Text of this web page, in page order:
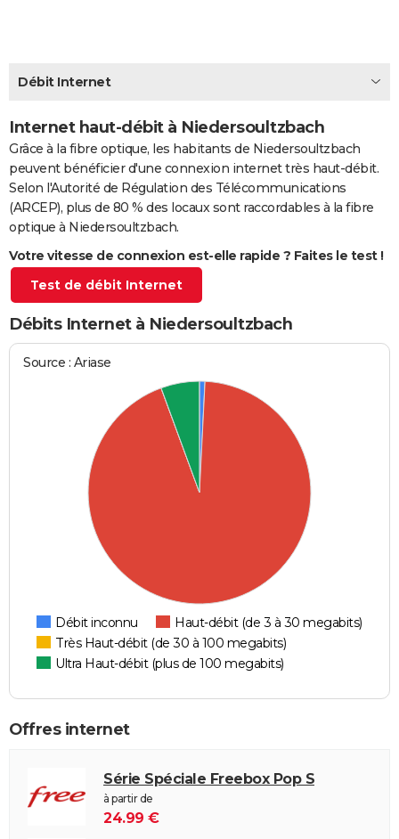
CARTE DE VOEUX
Carte de Noël
Carte Bonne année
Carte Saint-Valentin
Carte Pâques
Carte d'anniversaire
DICTIONNAIRE
PROGRAMME TV
COPAINS D'AVANT
S'inscrire
Se connecter
Lycées
Collèges
Primaires
Universités
Entreprises
Service militaire
Avis de recherche
Bricolage
Lifestyle
Culture
Sport
Auto
Television
Voyage
Cinema
Débit Internet
Internet haut-débit à Niedersoultzbach
Grâce à la fibre optique, les habitants de Niedersoultzbach
peuvent bénéficier d'une connexion internet très haut-débit.
Selon l'Autorité de Régulation des Télécommunications
(ARCEP), plus de 80 % des locaux sont raccordables à la fibre
optique à Niedersoultzbach.
Votre vitesse de connexion est-elle rapide ? Faites le test !
Test de débit Internet
Débits Internet à Niedersoultzbach
Source : Ariase
Débit inconnu
Haut-débit (de 3 à 30 megabits)
Très Haut-débit (de 30 à 100 megabits)
Ultra Haut-débit (plus de 100 megabits)
Offres internet
Série Spéciale Freebox Pop S
à partir de
24.99 €